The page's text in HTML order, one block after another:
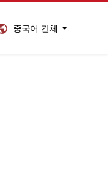
중국어 간체